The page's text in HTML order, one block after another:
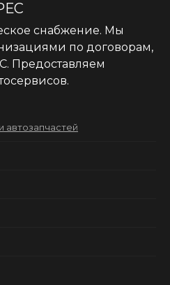
снабжение. Мы
по договорам,
Предоставляем
автозапчастей